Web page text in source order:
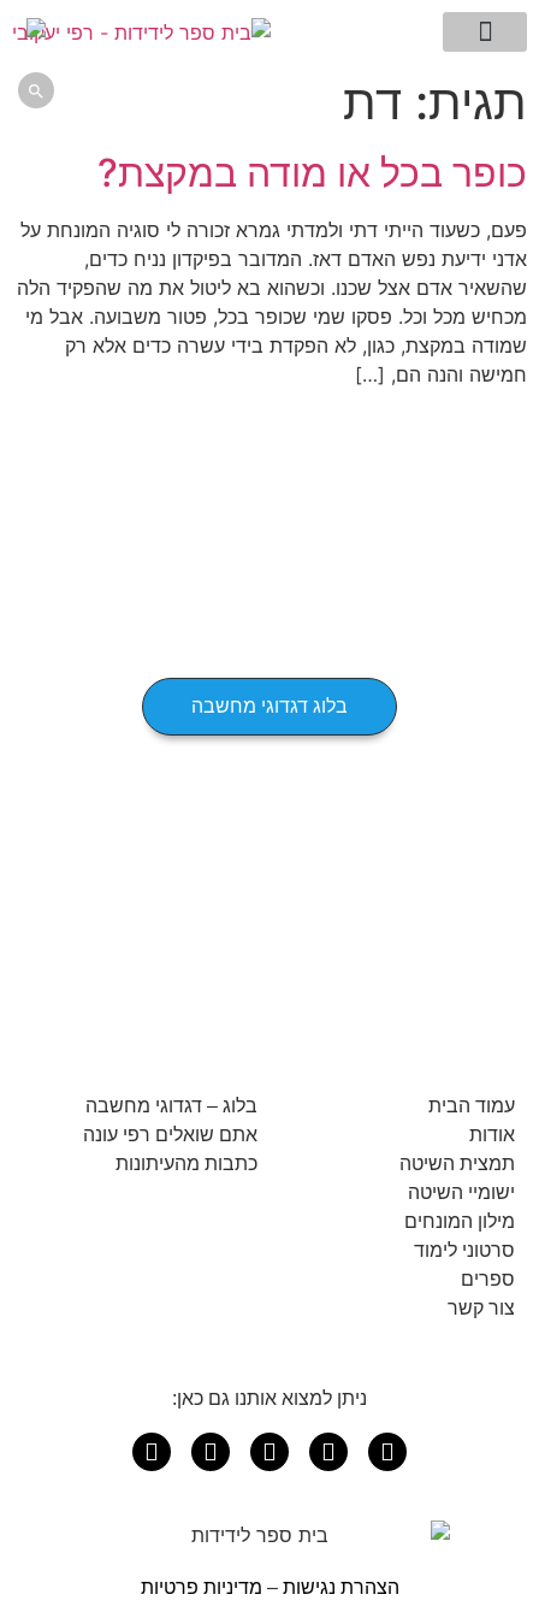
תגית: דת
כופר בכל או מודה במקצת?
פעם, כשעוד הייתי דתי ולמדתי גמרא זכורה לי סוגיה המונחת על
אדני ידיעת נפש האדם דאז. המדובר בפיקדון נניח כדים,
שהשאיר אדם אצל שכנו. וכשהוא בא ליטול את מה שהפקיד הלה
מכחיש מכל וכל. פסקו שמי שכופר בכל, פטור משבועה. אבל מי
שמודה במקצת, כגון, לא הפקדת בידי עשרה כדים אלא רק
חמישה והנה הם, […]
בלוג דגדוגי מחשבה
עמוד הבית
אודות
תמצית השיטה
ישומיי השיטה
מילון המונחים
סרטוני לימוד
ספרים
צור קשר
בלוג – דגדוגי מחשבה
אתם שואלים רפי עונה
כתבות מהעיתונות
ניתן למצוא אותנו גם כאן:
הצהרת נגישות – מדיניות פרטיות
